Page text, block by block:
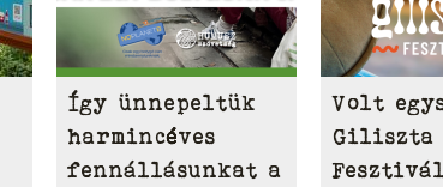
Így ünnepeltük
harmincéves
fennállásunkat a
Volt
Giliszta